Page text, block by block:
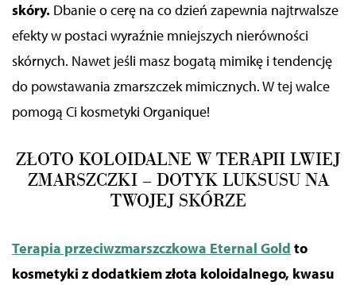
skóry. Dbanie o cerę na co dzień zapewnia najtrwalsze
efekty w postaci wyraźnie mniejszych nierówności
skórnych. Nawet jeśli masz bogatą mimikę i tendencję
do powstawania zmarszczek mimicznych. W tej walce
pomogą Ci kosmetyki Organique!
ZŁOTO KOLOIDALNE W TERAPII LWIEJ
ZMARSZCZKI – DOTYK LUKSUSU NA
TWOJEJ SKÓRZE
Terapia przeciwzmarszczkowa Eternal Gold to
kosmetyki z dodatkiem złota koloidalnego, kwasu